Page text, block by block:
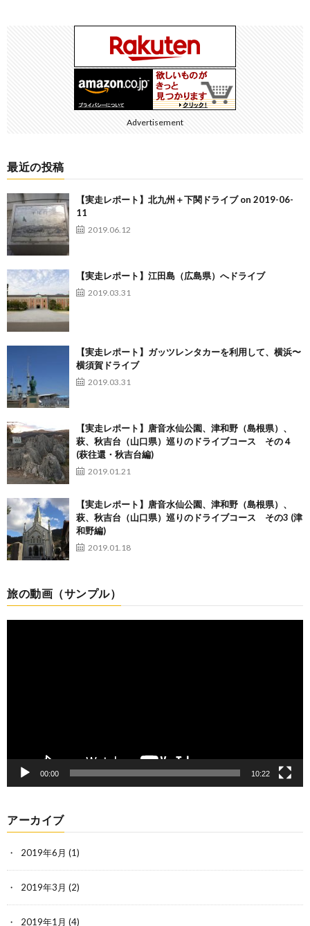
Advertisement
最近の投稿
【実走レポート】北九州＋下関ドライブ on 2019-06-
11
2019.06.12
【実走レポート】江田島（広島県）へドライブ
2019.03.31
【実走レポート】ガッツレンタカーを利用して、横浜〜
横須賀ドライブ
2019.03.31
【実走レポート】唐音水仙公園、津和野（島根県）、
萩、秋吉台（山口県）巡りのドライブコース その４
(萩往還・秋吉台編)
2019.01.21
【実走レポート】唐音水仙公園、津和野（島根県）、
萩、秋吉台（山口県）巡りのドライブコース その3 (津
和野編)
2019.01.18
旅の動画（サンプル）
動
00:00 10:22
アーカイブ
2019年6月 (1)
2019年3月 (2)
2019年1月 (4)